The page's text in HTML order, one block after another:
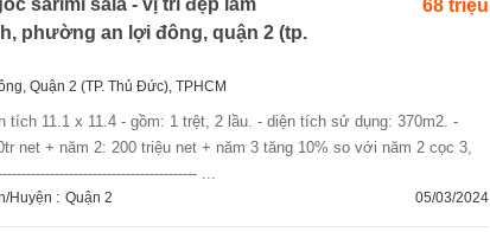
68 triệu
sarimi sala - vị trí đẹp làm
phường an lợi đông, quận 2 (tp.
Quận 2 (TP. Thủ Đức), TPHCM
net + năm 2: 200 triệu net + năm 3 tăng 10% so với năm 2 cọc 3,
...
Huyện : Quận 2 05/03/2024